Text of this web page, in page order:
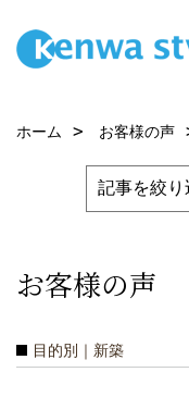
ホーム お客様の声
お客様の声
目的別｜新築